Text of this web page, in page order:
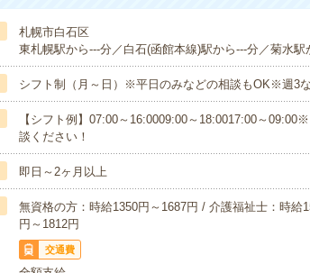
札幌市白石区
東札幌駅から---分／白石(函館本線)駅から---分／菊水
シフト制（月～日）※平日のみなどの相談もOK※週3
【シフト例】07:00～16:0009:00～18:0017:00～
談ください！
即日～2ヶ月以上
無資格の方：時給1350円～1687円 / 介護福祉士：時給
円～1812円
交通費